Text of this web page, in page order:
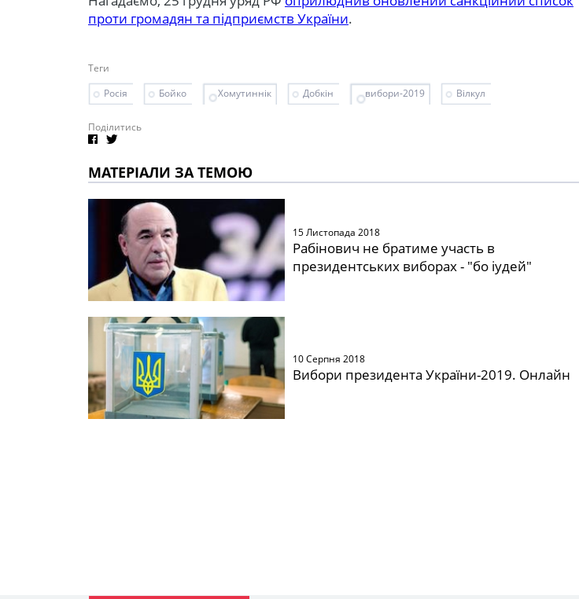
проти громадян та підприємств України.
Теги
Росія
Бойко Хомутиннік Добкін вибори-2019 Вілкул
Поділитись
МАТЕРІАЛИ ЗА ТЕМОЮ
15 Листопада 2018
Рабінович не братиме участь в
президентських виборах - "бо іудей"
10 Серпня 2018
Вибори президента України-2019. Онлайн